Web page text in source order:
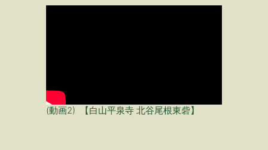
(動画2) 【白山平泉寺 北谷尾根東砦】